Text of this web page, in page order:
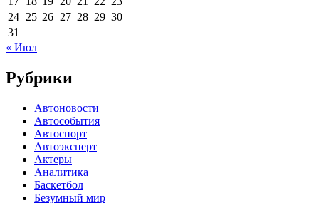
24 25 26 27 28 29 30
31
« Июл
Рубрики
Автоновости
Автособытия
Автоспорт
Автоэксперт
Актеры
Аналитика
Баскетбол
Безумный мир